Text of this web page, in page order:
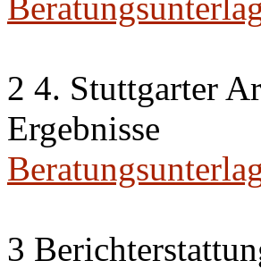
2 4. Stuttgarter
Ergebnisse
3